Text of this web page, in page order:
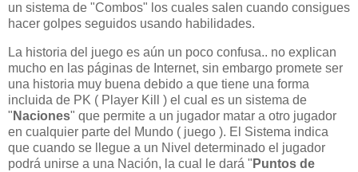
un sistema de "Combos" los cuales salen cuando consigues
hacer golpes seguidos usando habilidades.
La historia del juego es aún un poco confusa.. no explican
mucho en las páginas de Internet, sin embargo promete ser
una historia muy buena debido a que tiene una forma
incluida de PK ( Player Kill ) el cual es un sistema de
" Naciones" que permite a un jugador matar a otro jugador
en cualquier parte del Mundo ( juego ). El Sistema indica
que cuando se llegue a un Nivel determinado el jugador
podrá unirse a una Nación, la cual le dará " Puntos de